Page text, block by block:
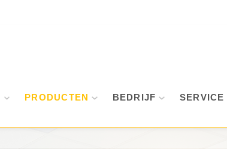
PRODUCTEN BEDRIJF SERVICE